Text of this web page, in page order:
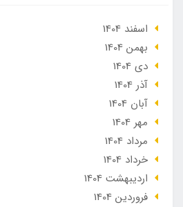
اسفند 1404
بهمن 1404
دی 1404
آذر 1404
آبان 1404
مهر 1404
مرداد 1404
خرداد 1404
ارديبهشت 1404
فروردین 1404